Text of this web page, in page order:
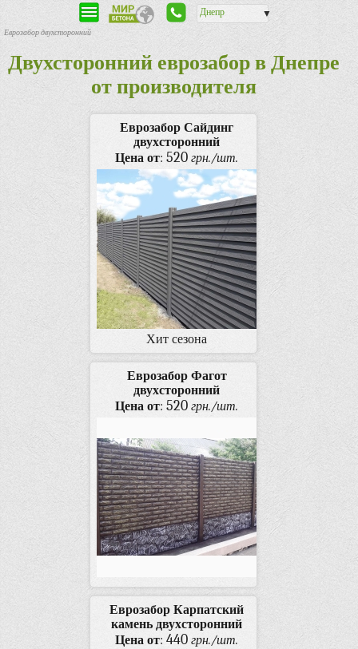
Днепр ▼
Еврозабор двухсторонний
Двухсторонний еврозабор в Днепре
от производителя
Еврозабор Сайдинг
двухсторонний
Цена от:520 грн./шт.
Хит сезона
Еврозабор Фагот
двухсторонний
Цена от:520 грн./шт.
Еврозабор Карпатский
камень двухсторонний
Цена от:440 грн./шт.